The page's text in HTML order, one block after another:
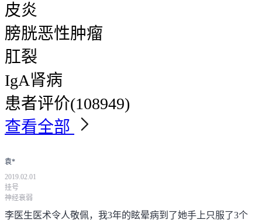
皮炎
膀胱恶性肿瘤
肛裂
IgA肾病
患者评价(108949)
查看全部
袁*
2019.02.01
挂号
神经衰弱
李医生医术令人敬佩，我3年的眩晕病到了她手上只服了3个